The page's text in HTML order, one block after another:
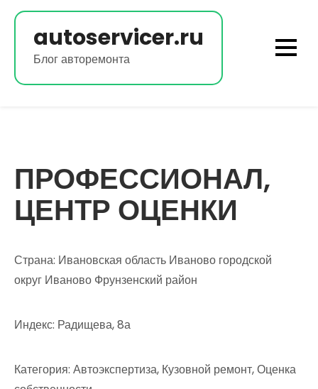
Перейти
содержимомуautoservicer.ru
Блог авторемонта
ПРОФЕССИОНАЛ,
ЦЕНТР ОЦЕНКИ
Страна: Ивановская область Иваново городской
округ Иваново Фрунзенский район
Индекс: Радищева, 8а
Категория: Автоэкспертиза, Кузовной ремонт, Оценка